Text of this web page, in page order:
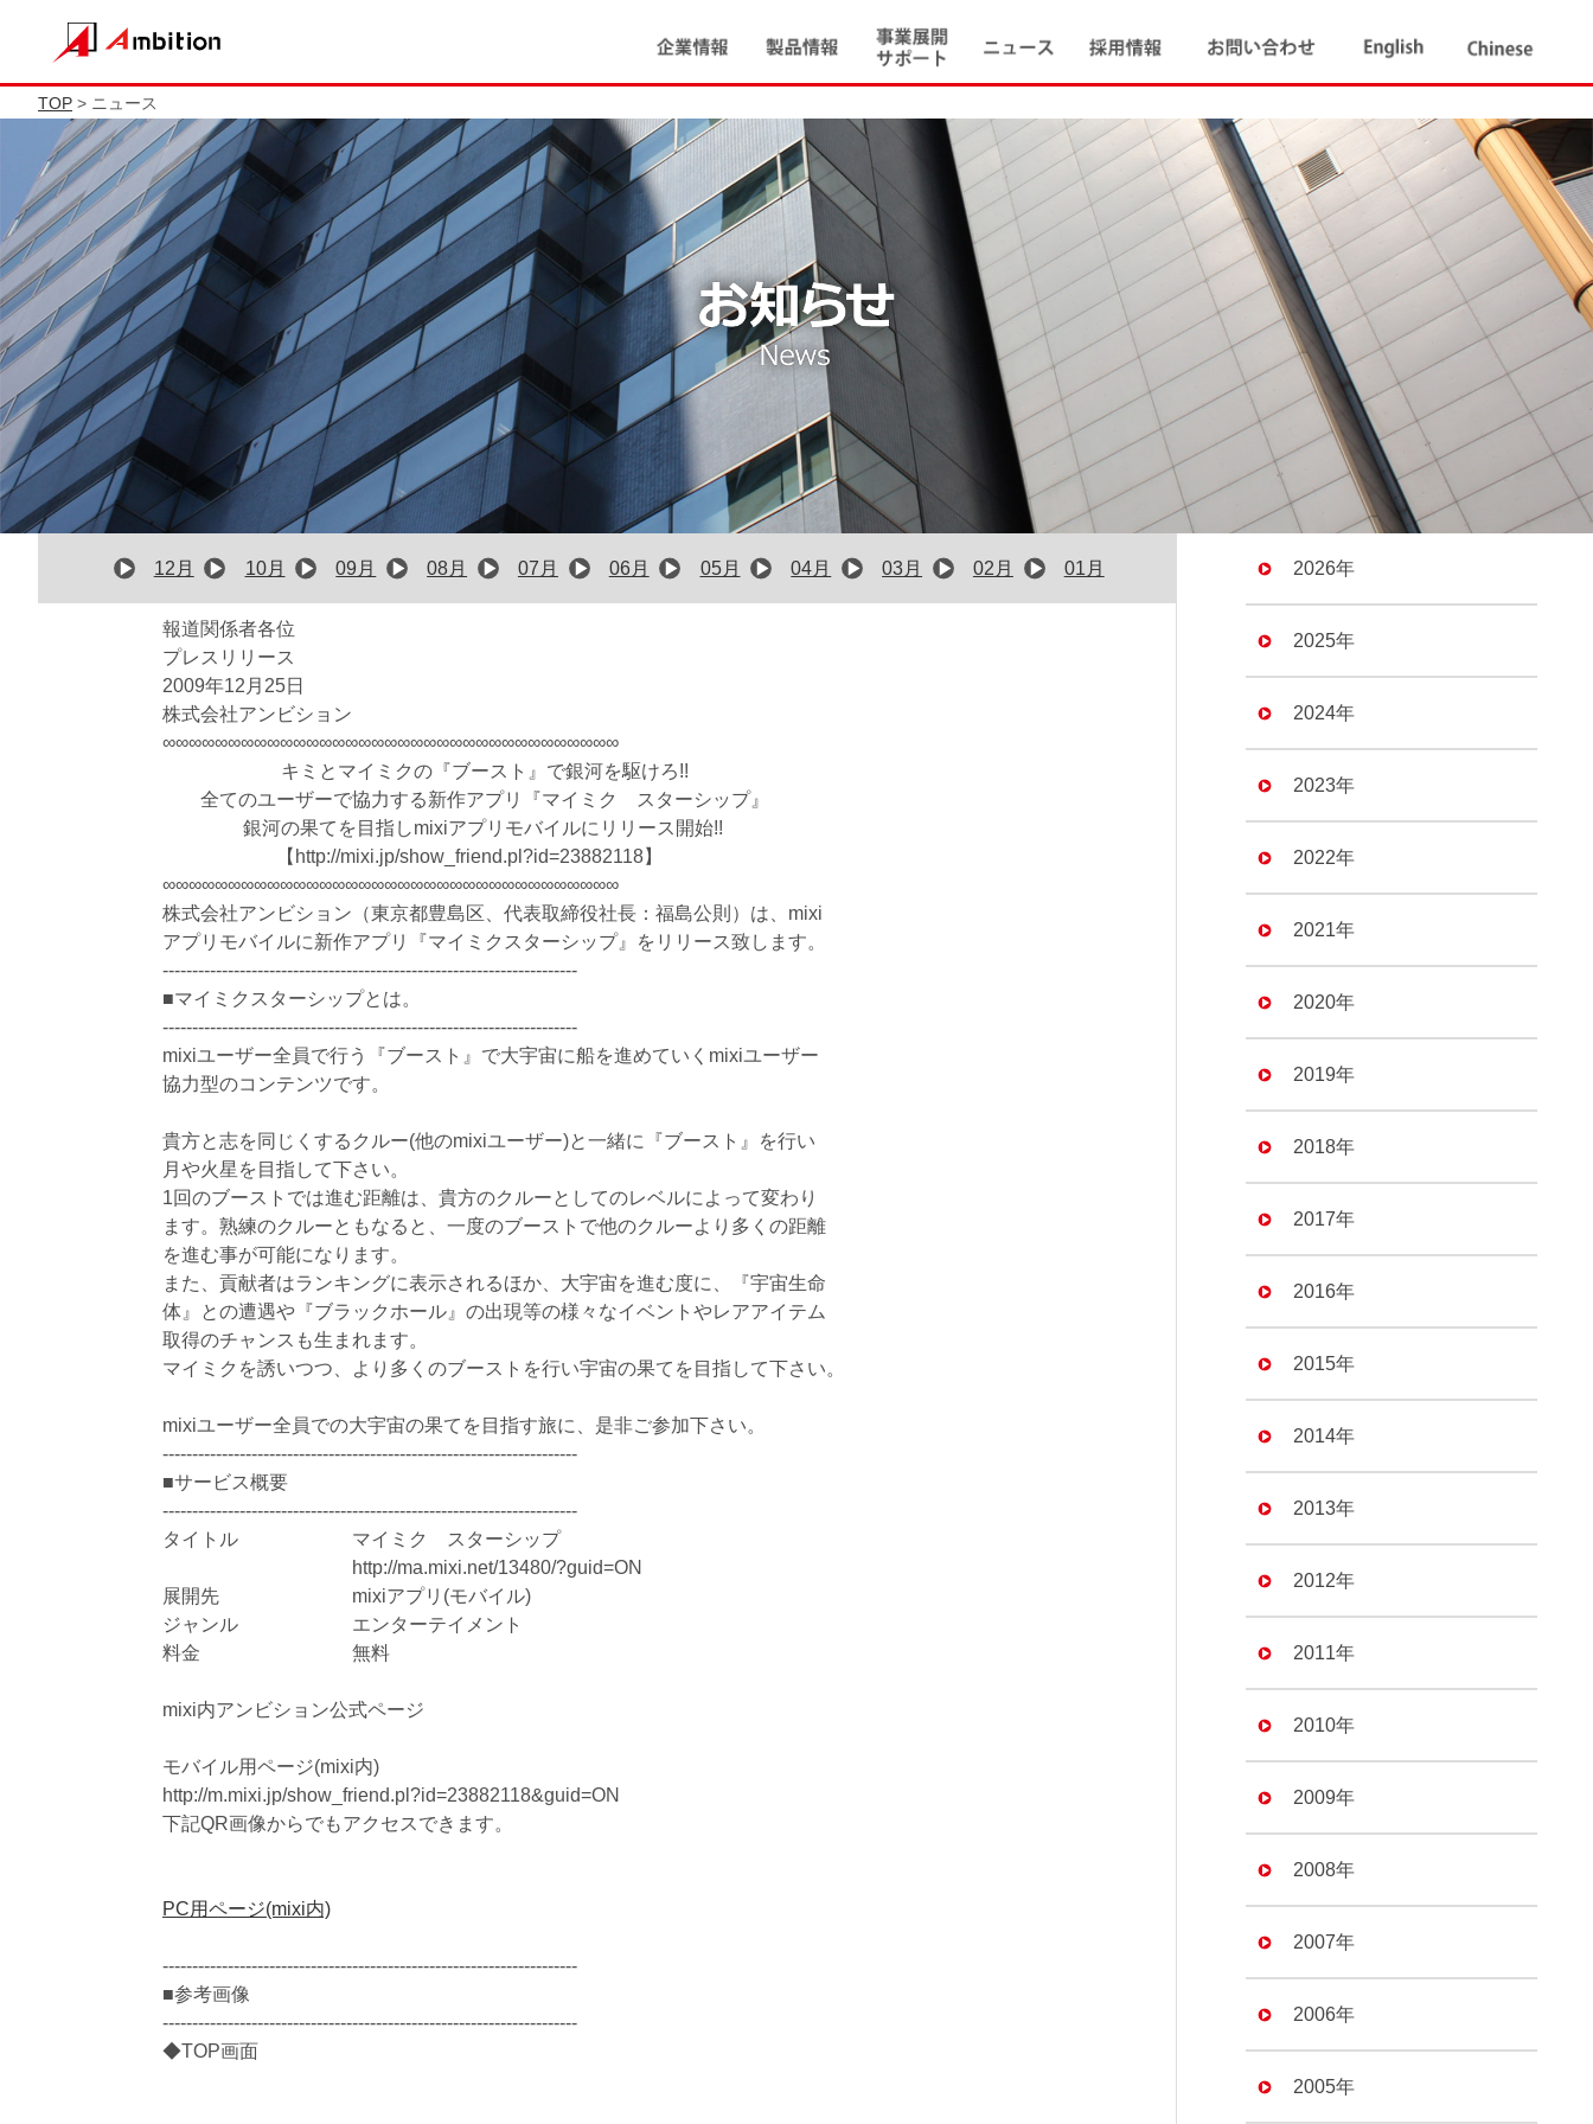
TOP > ニュース
12月 10月 09月 08月 07月 06月 05月 04月 03月 02月 01月
報道関係者各位
プレスリリース
2009年12月25日
株式会社アンビション
∞∞∞∞∞∞∞∞∞∞∞∞∞∞∞∞∞∞∞∞∞∞∞∞∞∞∞∞∞∞∞∞∞∞∞
キミとマイミクの『ブースト』で銀河を駆けろ!!
全てのユーザーで協力する新作アプリ『マイミク スターシップ』
銀河の果てを目指しmixiアプリモバイルにリリース開始!!
【http://mixi.jp/show_friend.pl?id=23882118】
∞∞∞∞∞∞∞∞∞∞∞∞∞∞∞∞∞∞∞∞∞∞∞∞∞∞∞∞∞∞∞∞∞∞∞
株式会社アンビション（東京都豊島区、代表取締役社長：福島公則）は、mixi
アプリモバイルに新作アプリ『マイミクスターシップ』をリリース致します。
----------------------------------------------------------------------
■マイミクスターシップとは。
----------------------------------------------------------------------
mixiユーザー全員で行う『ブースト』で大宇宙に船を進めていくmixiユーザー
協力型のコンテンツです。
貴方と志を同じくするクルー(他のmixiユーザー)と一緒に『ブースト』を行い
月や火星を目指して下さい。
1回のブーストでは進む距離は、貴方のクルーとしてのレベルによって変わり
ます。熟練のクルーともなると、一度のブーストで他のクルーより多くの距離
を進む事が可能になります。
また、貢献者はランキングに表示されるほか、大宇宙を進む度に、『宇宙生命
体』との遭遇や『ブラックホール』の出現等の様々なイベントやレアアイテム
取得のチャンスも生まれます。
マイミクを誘いつつ、より多くのブーストを行い宇宙の果てを目指して下さい。
mixiユーザー全員での大宇宙の果てを目指す旅に、是非ご参加下さい。
----------------------------------------------------------------------
■サービス概要
----------------------------------------------------------------------
タイトル マイミク スターシップ
http://ma.mixi.net/13480/?guid=ON
展開先 mixiアプリ(モバイル)
ジャンル エンターテイメント
料金 無料
mixi内アンビション公式ページ
モバイル用ページ(mixi内)
http://m.mixi.jp/show_friend.pl?id=23882118&guid=ON
下記QR画像からでもアクセスできます。
PC用ページ(mixi内)
----------------------------------------------------------------------
■参考画像
----------------------------------------------------------------------
◆TOP画面
2026年
2025年
2024年
2023年
2022年
2021年
2020年
2019年
2018年
2017年
2016年
2015年
2014年
2013年
2012年
2011年
2010年
2009年
2008年
2007年
2006年
2005年